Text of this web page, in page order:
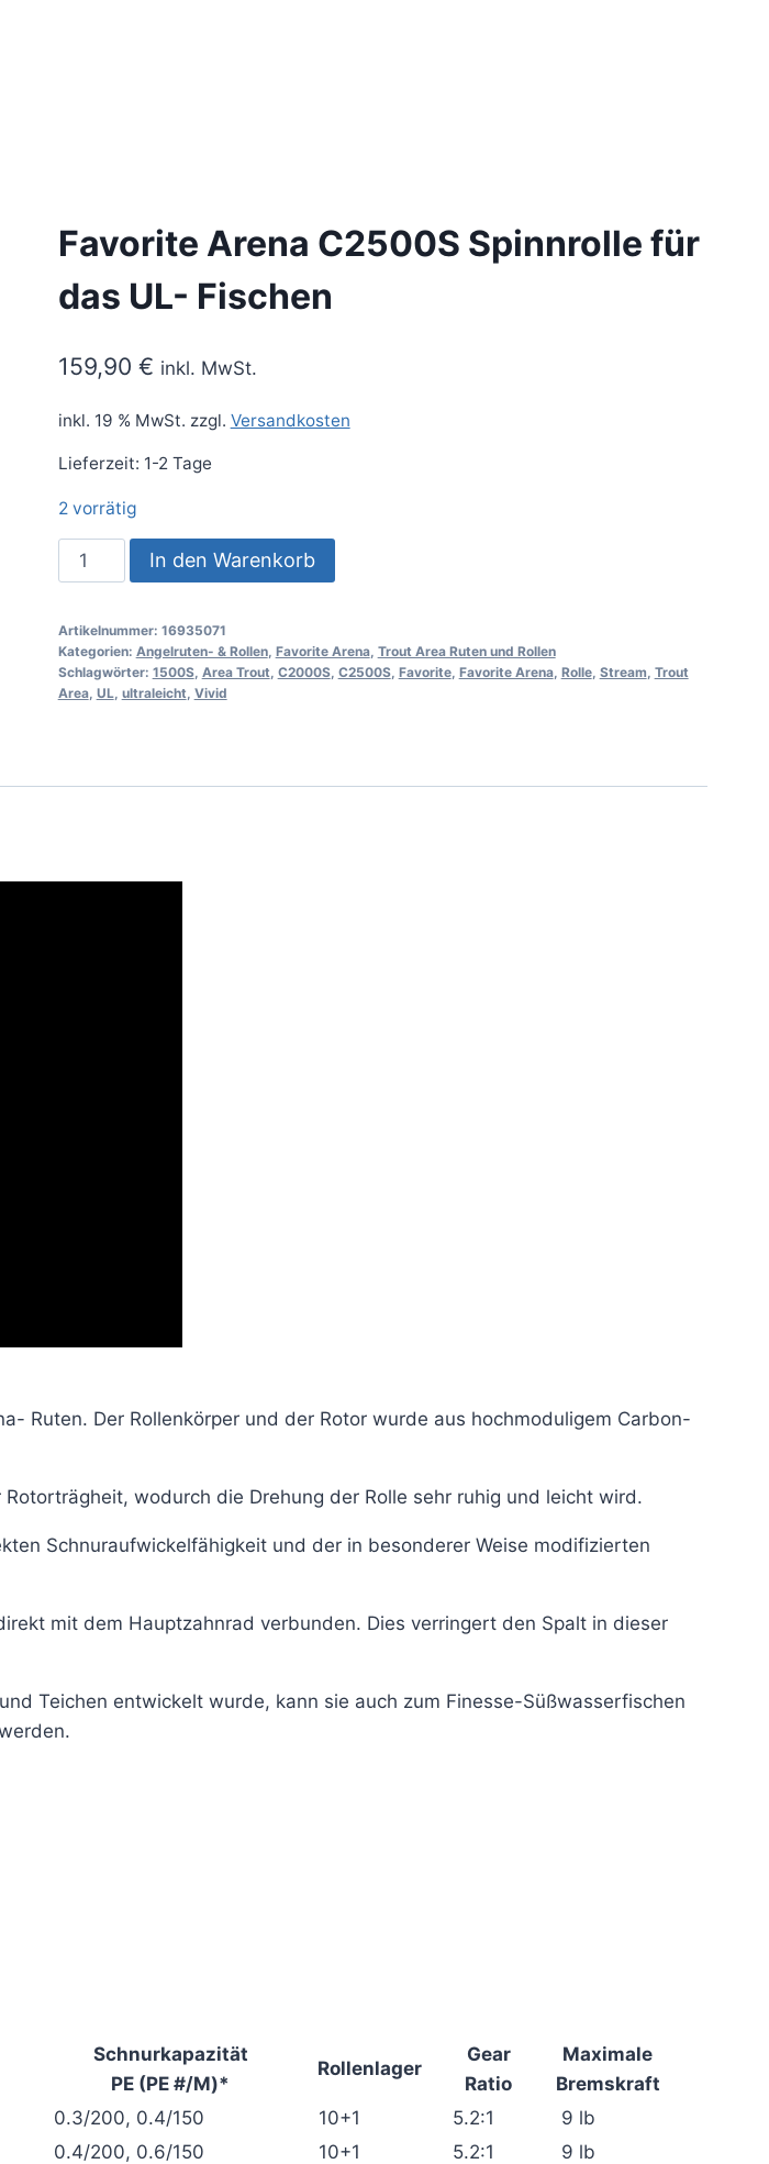
Favorite Arena C2500S Spinnrolle für
das UL- Fischen
159,90 € inkl. MwSt.
inkl. 19 % MwSt. zzgl. Versandkosten
Lieferzeit: 1-2 Tage
2 vorrätig
In den Warenkorb
Artikelnummer: 16935071
Kategorien: Angelruten- & Rollen, Favorite Arena, Trout Area Ruten und Rollen
Schlagwörter: 1500S, Area Trout, C2000S, C2500S, Favorite, Favorite Arena, Rolle, Stream, Trout
Area, UL, ultraleicht, Vivid
Ruten. Der Rollenkörper und der Rotor wurde aus hochmoduligem Carbon-
wodurch die Drehung der Rolle sehr ruhig und leicht wird.
Schnuraufwickelfähigkeit und der in besonderer Weise modifizierten
mit dem Hauptzahnrad verbunden. Dies verringert den Spalt in dieser
Teichen entwickelt wurde, kann sie auch zum Finesse-Süßwasserfischen
Schnurkapazität
PE (PE #/М)*
Rollenlager
Gear
Ratio
Maximale
Bremskraft
0.3/200, 0.4/150 10+1 5.2:1
9 lb
0.4/200, 0.6/150 10+1 5.2:1
9 lb